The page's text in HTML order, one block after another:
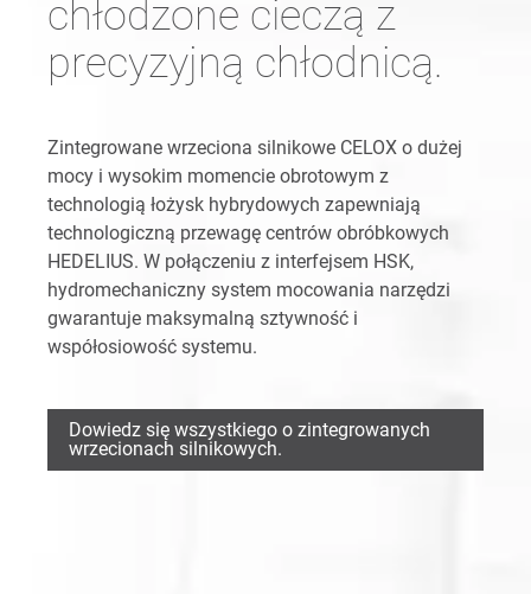
chłodzone cieczą z
precyzyjną chłodnicą.
Zintegrowane wrzeciona silnikowe CELOX o dużej
mocy i wysokim momencie obrotowym z
technologią łożysk hybrydowych zapewniają
technologiczną przewagę centrów obróbkowych
HEDELIUS. W połączeniu z interfejsem HSK,
hydromechaniczny system mocowania narzędzi
gwarantuje maksymalną sztywność i
współosiowość systemu.
Dowiedz się wszystkiego o zintegrowanych
wrzecionach silnikowych.